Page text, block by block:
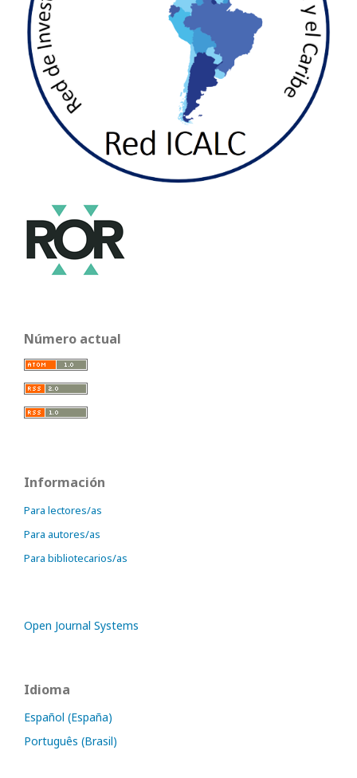
Número actual
Información
Para lectores/as
Para autores/as
Para bibliotecarios/as
Open Journal Systems
Idioma
Español (España)
Português (Brasil)